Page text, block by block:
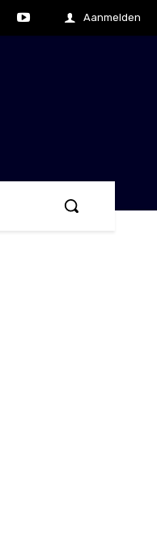
Aanmelden